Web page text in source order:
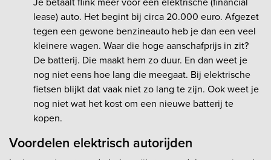
lease) auto. Het begint bij circa 20.000 euro. Afgezet
tegen een gewone benzineauto heb je dan een veel
kleinere wagen. Waar die hoge aanschafprijs in zit?
De batterij. Die maakt hem zo duur. En dan weet je
nog niet eens hoe lang die meegaat. Bij elektrische
fietsen blijkt dat vaak niet zo lang te zijn. Ook weet je
nog niet wat het kost om een nieuwe batterij te
kopen.
Voordelen elektrisch autorijden